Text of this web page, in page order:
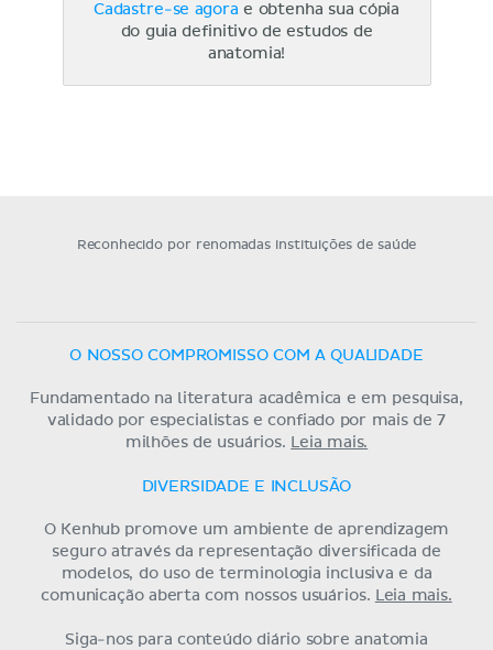
Cadastre-se agora e obtenha sua cópia
do guia definitivo de estudos de
anatomia!
Reconhecido por renomadas instituições de saúde
O NOSSO COMPROMISSO COM A QUALIDADE
Fundamentado na literatura acadêmica e em pesquisa,
validado por especialistas e confiado por mais de 7
milhões de usuários.
Leia mais.
DIVERSIDADE E INCLUSÃO
O Kenhub promove um ambiente de aprendizagem
seguro através da representação diversificada de
modelos, do uso de terminologia inclusiva e da
comunicação aberta com nossos usuários.
Leia mais.
Siga-nos para conteúdo diário sobre anatomia